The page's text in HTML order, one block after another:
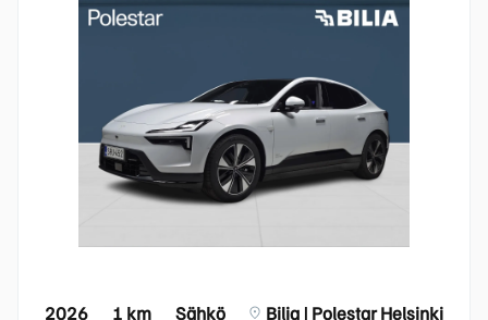
2026 1 km Sähkö Bilia | Polestar Helsinki